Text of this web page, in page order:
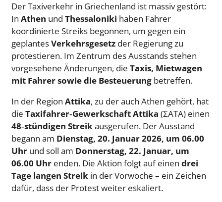
Der Taxiverkehr in Griechenland ist massiv gestört:
In Athen und Thessaloniki haben Fahrer
koordinierte Streiks begonnen, um gegen ein
geplantesVerkehrsgesetz der Regierung zu
protestieren. Im Zentrum des Ausstands stehen
vorgesehene Änderungen, die Taxis, Mietwagen
mit Fahrer sowie die Besteuerung betreffen.
In der Region Attika, zu der auch Athen gehört, hat
die Taxifahrer‑Gewerkschaft Attika (ΣΑΤΑ) einen
48‑stündigen Streikausgerufen. Der Ausstand
begann am Dienstag, 20. Januar 2026, um 06.00
Uhr und soll am Donnerstag, 22. Januar, um
06.00 Uhr enden. Die Aktion folgt auf einen drei
Tage langen Streik in der Vorwoche – ein Zeichen
dafür, dass der Protest weiter eskaliert.